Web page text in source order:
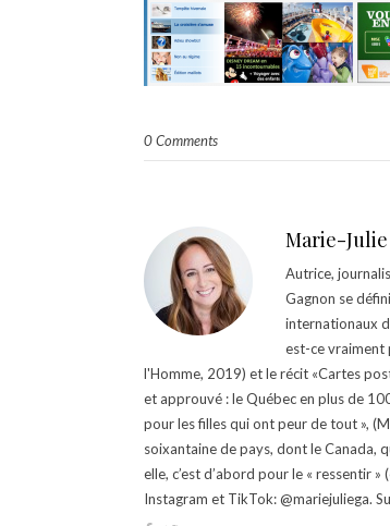
0 Comments
Marie-
Autrice,
Gagnon se
internationaux
est-ce vraiment
l'Homme, 2019) et le récit «Cartes
et approuvé : le Québec en plus de
pour les filles qui ont peur de tout »,
soixantaine de pays, dont le Canada,
elle, c’est d’abord pour le « ressentir
Instagram et TikTok: @mariejuliega.